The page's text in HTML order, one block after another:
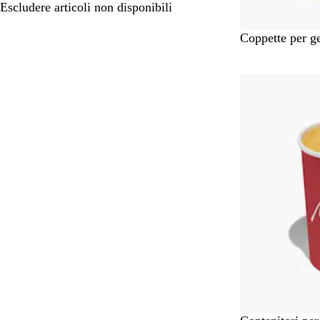
Escludere articoli non disponibili
B
Coppette per